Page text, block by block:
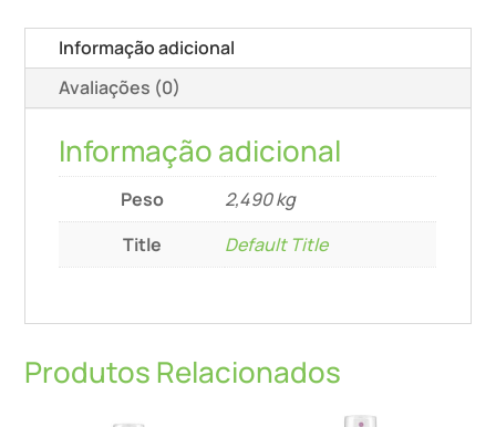
Primer
-
Cinza
Informação adicional
Avaliações (0)
Informação adicional
Peso
2,490 kg
Title
Default Title
Produtos Relacionados